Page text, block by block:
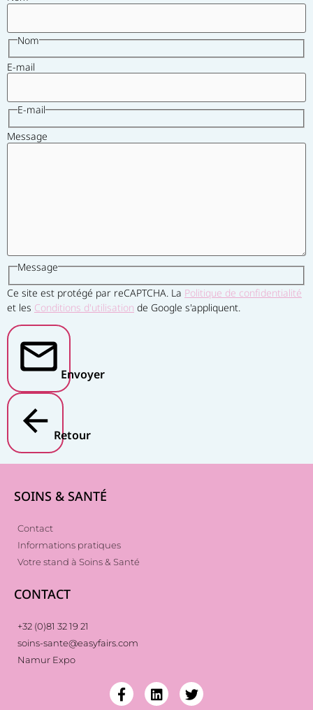
Nom
E-mail
E-mail
Message
Message
Ce site est protégé par reCAPTCHA. La Politique de confidentialité
et les Conditions d'utilisation de Google s'appliquent.
Envoyer
Retour
SOINS & SANTÉ
Contact
Informations pratiques
Votre stand à Soins & Santé
CONTACT
+32 (0)81 32 19 21
soins-sante@easyfairs.com
Namur Expo